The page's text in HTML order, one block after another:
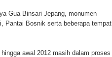
Di Kota
Gua Binsari Jepang, monumen
Pantai Bosnik serta beberapa tempat
awal 2012 masih dalam proses